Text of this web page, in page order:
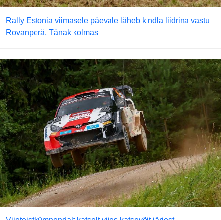
Rally Estonia viimasele päevale läheb kindla liidrina vastu
Rovanperä, Tänak kolmas